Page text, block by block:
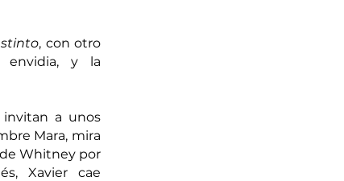
, con otro
envidia, y la
invitan a unos
Mara, mira
Whitney por
Xavier cae